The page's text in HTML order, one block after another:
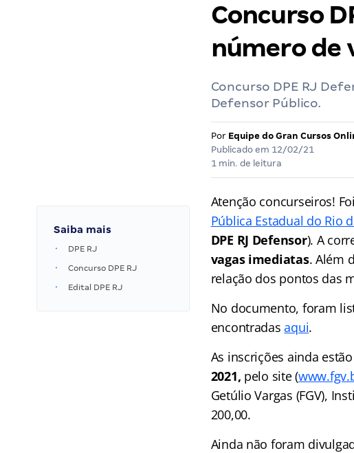
Concurso
número de
Concurso DPE RJ
Defensor Público.
Por Equipe do Gran Cursos
Publicado em 12/02/21
1 min. de leitura
Saiba mais
DPE RJ
Concurso DPE RJ
Edital DPE RJ
Atenção concurseiros!
Pública Estadual do Rio
DPE RJ Defensor). A
vagas imediatas. Além
relação dos pontos das
No documento, foram
encontradasaqui.
As inscrições ainda
2021, pelo site (
Getúlio Vargas (FGV),
200,00.
Ainda não foram